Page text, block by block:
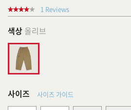
1 Reviews
색상 올리브
사이즈 사이즈 가이드